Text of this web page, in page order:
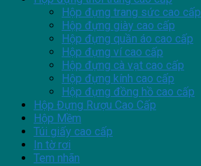
Hộp đựng trang sức cao cấp
Hộp đựng giày cao cấp
Hộp đựng quần áo cao cấp
Hộp đựng ví cao cấp
Hộp đựng cà vạt cao cấp
Hộp đựng kính cao cấp
Hộp đựng đồng hồ cao cấp
Hộp Đựng Rượu Cao Cấp
Hộp Mềm
Túi giấy cao cấp
In tờ rơi
Tem nhãn